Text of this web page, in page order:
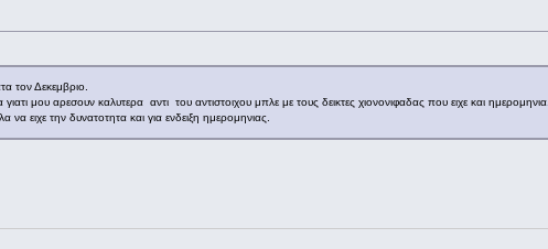
τον Δεκεμβριο.
μου αρεσουν καλυτερα αντι του αντιστοιχου μπλε με τους δεικτες χιονονιφαδας που ειχε και ημερομηνια.
ειχε την δυνατοτητα και για ενδειξη ημερομηνιας.